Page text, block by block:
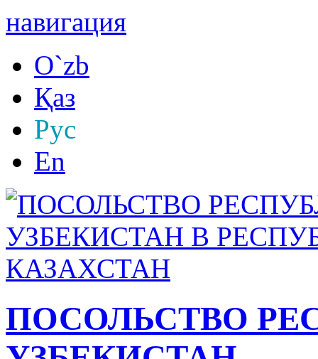
навигация
O`zb
Қаз
Рус
En
ПОСОЛЬСТВО